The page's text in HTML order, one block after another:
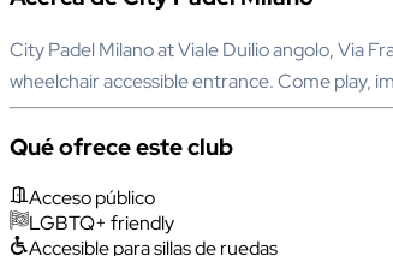
City Padel Milano at Viale Duilio angolo, Via
wheelchair accessible entrance. Come play,
Qué ofrece este club
Acceso público
LGBTQ+ friendly
Accesible para sillas de ruedas